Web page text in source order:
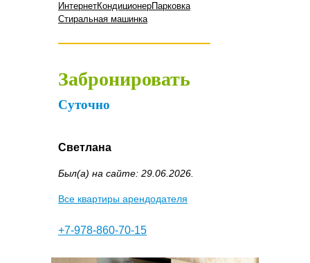
ИнтернетКондиционерПарковка
Стиральная машинка
Забронировать
Суточно
Светлана
Был(а) на сайте: 29.06.2026.
Все квартиры арендодателя
+7-978-860-70-15